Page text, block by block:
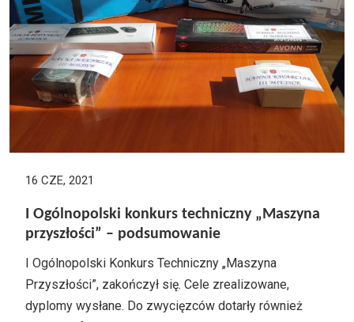
16 CZE, 2021
I Ogólnopolski konkurs techniczny „Maszyna
przyszłości” – podsumowanie
I Ogólnopolski Konkurs Techniczny „Maszyna
Przyszłości”, zakończył się. Cele zrealizowane,
dyplomy wysłane. Do zwycięzców dotarły również